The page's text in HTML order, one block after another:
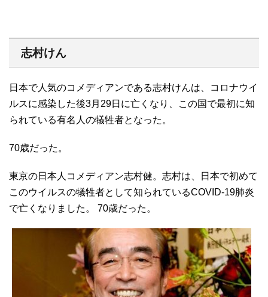
志村けん
日本で人気のコメディアンである志村けんは、コロナウイ
ルスに感染した後3月29日に亡くなり、この国で最初に知
られている有名人の犠牲者となった。
70歳だった。
東京の日本人コメディアン志村健。志村は、日本で初めて
このウイルスの犠牲者として知られているCOVID-19肺炎
で亡くなりました。 70歳だった。